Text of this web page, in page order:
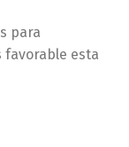
para
favorable esta